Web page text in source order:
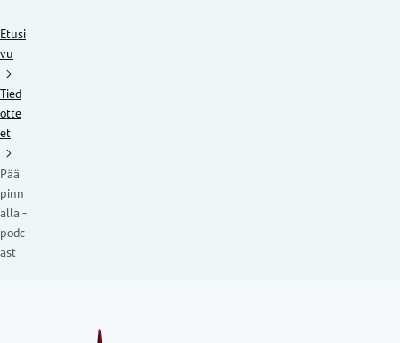
Etusi
vu
Tied
otte
et
Pää
pinn
alla -
podc
ast